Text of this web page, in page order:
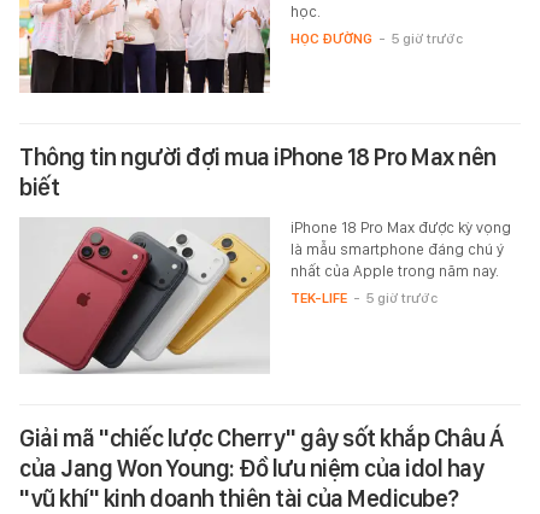
học.
HỌC ĐƯỜNG - 5 giờ trước
Thông tin người đợi mua iPhone 18 Pro Max nên
biết
iPhone 18 Pro Max được kỳ vọng
là mẫu smartphone đáng chú ý
nhất của Apple trong năm nay.
TEK-LIFE - 5 giờ trước
Giải mã "chiếc lược Cherry" gây sốt khắp Châu Á
của Jang Won Young: Đồ lưu niệm của idol hay
"vũ khí" kinh doanh thiên tài của Medicube?